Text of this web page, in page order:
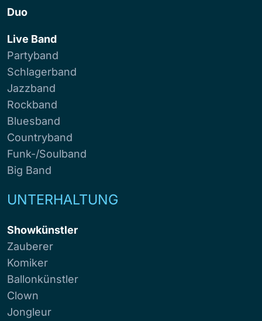
Duo
Live Band
Partyband
Schlagerband
Jazzband
Rockband
Bluesband
Countryband
Funk-/Soulband
Big Band
UNTERHALTUNG
Showkünstler
Zauberer
Komiker
Ballonkünstler
Clown
Jongleur